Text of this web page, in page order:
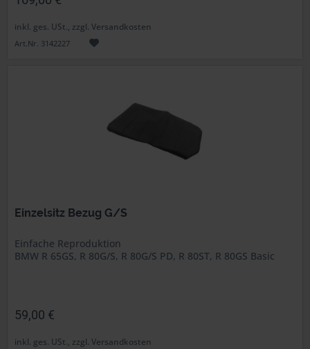
inkl. ges. USt., zzgl. Versandkosten
Art.Nr. 3142227
Einzelsitz Bezug G/S
Einfache Reproduktion
BMW R 65GS, R 80G/S, R 80G/S PD, R 80ST, R 80GS Basic
59,00 €
inkl. ges. USt., zzgl. Versandkosten